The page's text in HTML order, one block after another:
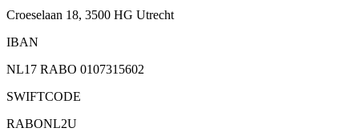
Croeselaan 18, 3500 HG Utrecht
IBAN
NL17 RABO 0107315602
SWIFTCODE
RABONL2U